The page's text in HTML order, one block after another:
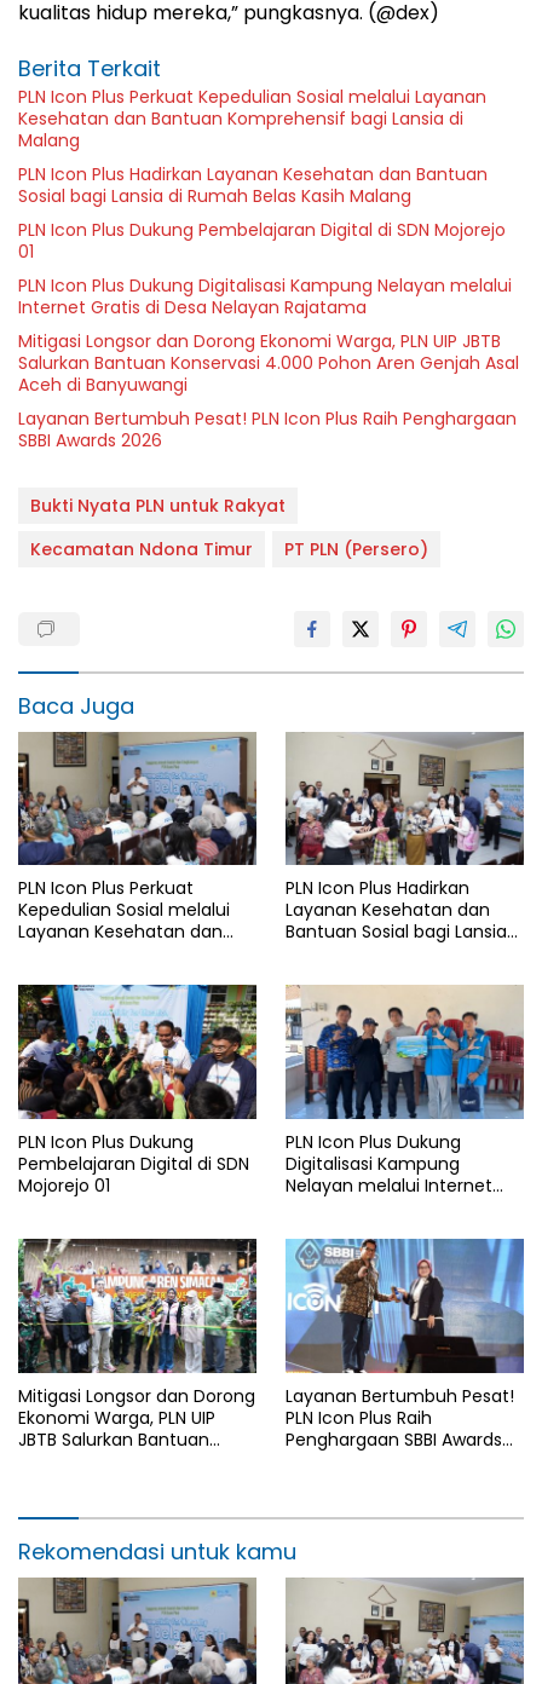
kualitas hidup mereka,” pungkasnya. (@dex)
Berita Terkait
PLN Icon Plus Perkuat Kepedulian Sosial melalui Layanan
Kesehatan dan Bantuan Komprehensif bagi Lansia di
Malang
PLN Icon Plus Hadirkan Layanan Kesehatan dan Bantuan
Sosial bagi Lansia di Rumah Belas Kasih Malang
PLN Icon Plus Dukung Pembelajaran Digital di SDN Mojorejo
01
PLN Icon Plus Dukung Digitalisasi Kampung Nelayan melalui
Internet Gratis di Desa Nelayan Rajatama
Mitigasi Longsor dan Dorong Ekonomi Warga, PLN UIP JBTB
Salurkan Bantuan Konservasi 4.000 Pohon Aren Genjah Asal
Aceh di Banyuwangi
Layanan Bertumbuh Pesat! PLN Icon Plus Raih Penghargaan
SBBI Awards 2026
Bukti Nyata PLN untuk Rakyat
Kecamatan Ndona Timur
PT PLN (Persero)
Baca Juga
PLN Icon Plus Perkuat
Kepedulian Sosial melalui
Layanan Kesehatan dan
PLN Icon Plus Hadirkan
Layanan Kesehatan dan
Bantuan Sosial bagi Lansia
PLN Icon Plus Dukung
Pembelajaran Digital di SDN
Mojorejo 01
PLN Icon Plus Dukung
Digitalisasi Kampung
Nelayan melalui Internet
Mitigasi Longsor dan Dorong
Ekonomi Warga, PLN UIP
JBTB Salurkan Bantuan
Layanan Bertumbuh Pesat!
PLN Icon Plus Raih
Penghargaan SBBI Awards
Rekomendasi untuk kamu